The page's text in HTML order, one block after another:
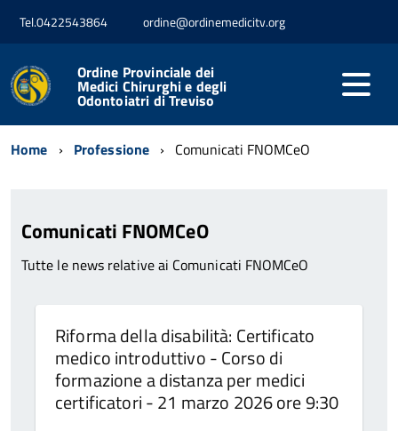
Tel.0422543864 ordine@ordinemedicitv.org
Ordine Provinciale dei
Medici Chirurghi e degli
Odontoiatri di Treviso
Home Professione Comunicati FNOMCeO
Comunicati FNOMCeO
Tutte le news relative ai Comunicati FNOMCeO
Riforma della disabilità: Certificato
medico introduttivo - Corso di
formazione a distanza per medici
certificatori - 21 marzo 2026 ore 9:30